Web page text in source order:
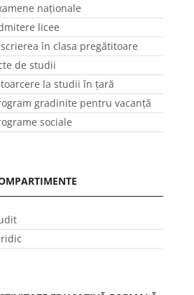
naționale
licee
în clasa pregătitoare
de studii
la studii în ţară
gradinite pentru vacanţă
sociale